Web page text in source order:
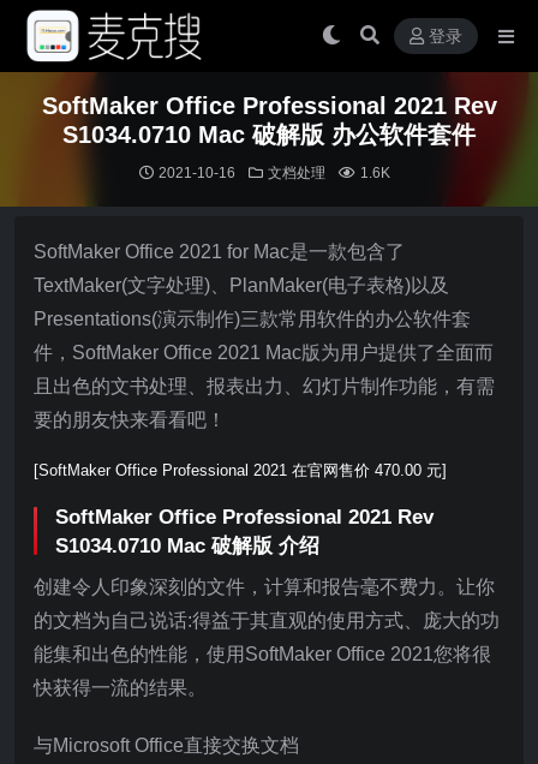
登录
SoftMaker Office Professional 2021 Rev
S1034.0710 Mac 破解版 办公软件套件
2021-10-16 文档处理 1.6K
SoftMaker Office 2021 for Mac是一款包含了
TextMaker(文字处理)、PlanMaker(电子表格)以及
Presentations(演示制作)三款常用软件的办公软件套
件，SoftMaker Office 2021 Mac版为用户提供了全面而
且出色的文书处理、报表出力、幻灯片制作功能，有需
要的朋友快来看看吧！
[SoftMaker Office Professional 2021 在官网售价 470.00 元]
SoftMaker Office Professional 2021 Rev
S1034.0710 Mac 破解版 介绍
创建令人印象深刻的文件，计算和报告毫不费力。让你
的文档为自己说话:得益于其直观的使用方式、庞大的功
能集和出色的性能，使用SoftMaker Office 2021您将很
快获得一流的结果。
与Microsoft Office直接交换文档